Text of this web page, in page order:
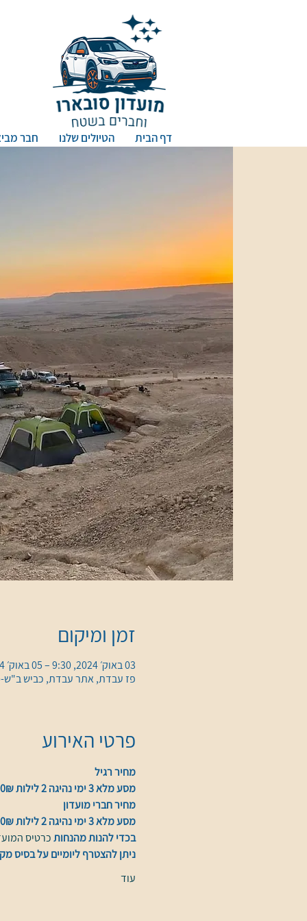
דף הבית הטיולים שלנו חבר
זמן ומיקום
03 באוק׳ 2024, 9:30 – 05 באוק׳ 2024, 16:30
פז עבדת, אתר עבדת, כביש ב"ש-
פרטי האירוע
מחיר רגיל
מסע מלא 3 ימי נהיגה 2 לילות 1300₪
מחיר חברי מועדון
מסע מלא 3 ימי נהיגה 2 לילות 1200₪
בכדי להנות מהנחות כרטיס
ניתן להצטרף ליומיים על בסיס
עוד